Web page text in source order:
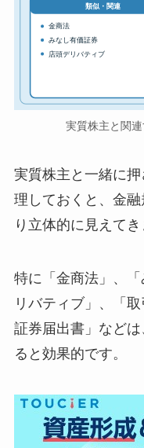
類似・関連
金商法
みなし有価証券
店頭デリバティブ
実質株主と関
実質株主と一緒に
理しておくと、金
り立体的に見えてき
特に「金商法」、
リバティブ」、「
証券届出書」など
ると効果的です。